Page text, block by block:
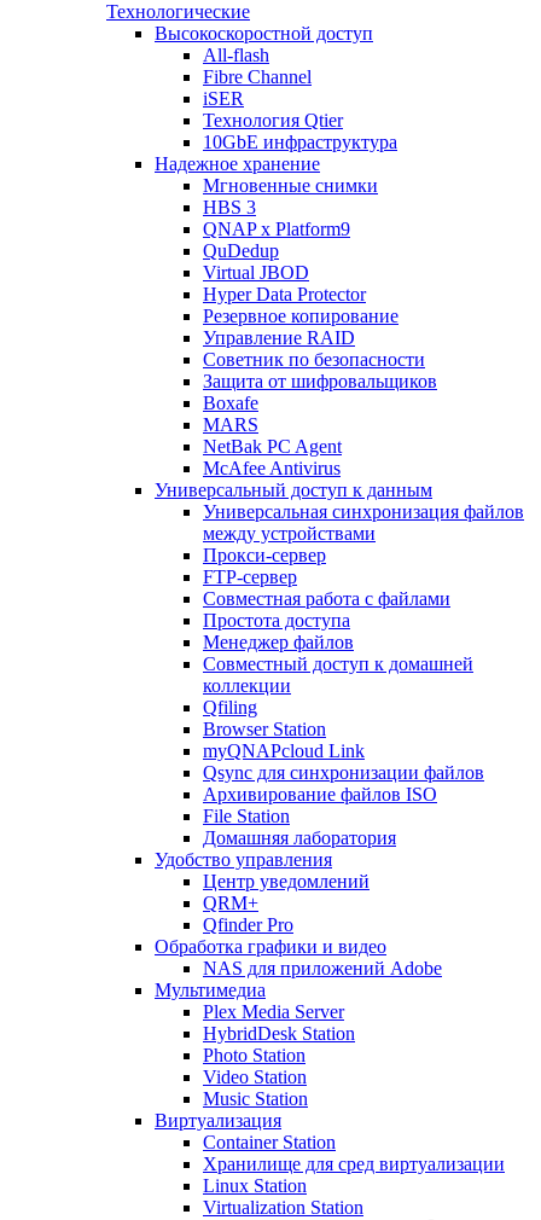
Технологические
Высокоскоростной доступ
All-flash
Fibre Channel
iSER
Технология Qtier
10GbE инфраструктура
Надежное хранение
Мгновенные снимки
HBS 3
QNAP x Platform9
QuDedup
Virtual JBOD
Hyper Data Protector
Резервное копирование
Управление RAID
Советник по безопасности
Защита от шифровальщиков
Boxafe
MARS
NetBak PC Agent
McAfee Antivirus
Универсальный доступ к данным
Универсальная синхронизация файлов
между устройствами
Прокси-сервер
FTP-сервер
Совместная работа с файлами
Простота доступа
Менеджер файлов
Совместный доступ к домашней
коллекции
Qfiling
Browser Station
myQNAPcloud Link
Qsync для синхронизации файлов
Архивирование файлов ISO
File Station
Домашняя лаборатория
Удобство управления
Центр уведомлений
QRM+
Qfinder Pro
Обработка графики и видео
NAS для приложений Adobe
Мультимедиа
Plex Media Server
HybridDesk Station
Photo Station
Video Station
Music Station
Виртуализация
Container Station
Хранилище для сред виртуализации
Linux Station
Virtualization Station